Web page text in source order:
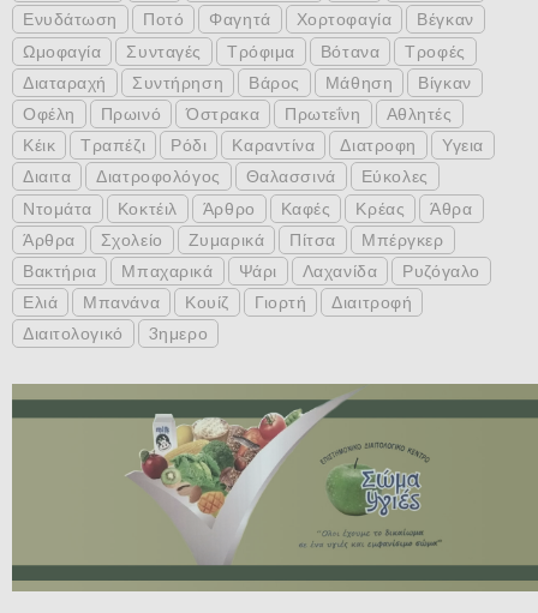
Ενυδάτωση
Ποτό Φαγητά Χορτοφαγία
Βέγκαν
Ωμοφαγία
Συνταγές Τρόφιμα Βότανα
Τροφές
Διαταραχή
Συντήρηση Βάρος Μάθηση
Βίγκαν
Οφέλη
Πρωινό Όστρακα Πρωτεΐνη
Αθλητές
Κέικ
Τραπέζι Ρόδι Καραντίνα Διατροφη
Υγεια
Διαιτα
Διατροφολόγος Θαλασσινά
Εύκολες
Ντομάτα
Κοκτέιλ Άρθρο Καφές Κρέας
Άθρα
Άρθρα
Σχολείο Ζυμαρικά Πίτσα
Μπέργκερ
Βακτήρια
Μπαχαρικά Ψάρι Λαχανίδα
Ρυζόγαλο
Ελιά
Μπανάνα Κουίζ Γιορτή
Διαιτροφή
Διαιτολογικό
3ημερο